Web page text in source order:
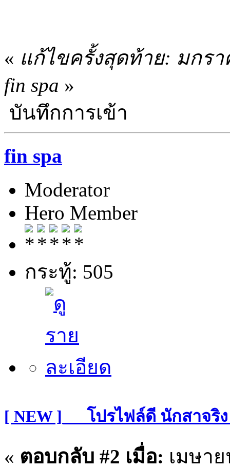
« แก้ไขครั้งสุดท้าย: มกรา
fin spa »
บันทึกการเข้า
fin spa
Moderator
Hero Member
กระทู้: 505
[ NEW ]___โปรไฟล์ดี นักสาจริ
« ตอบกลับ #2 เมื่อ: เมษาย